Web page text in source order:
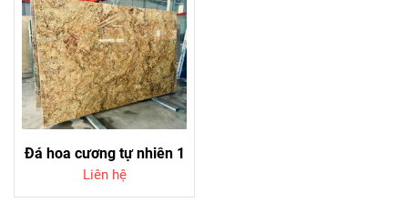
Đá hoa cương tự nhiên 1
Liên hệ